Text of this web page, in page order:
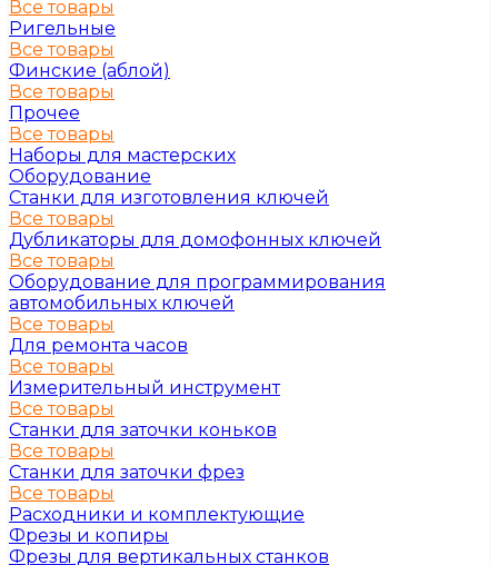
Все товары
Ригельные
Все товары
Финские (аблой)
Все товары
Прочее
Все товары
Наборы для мастерских
Оборудование
Станки для изготовления ключей
Все товары
Дубликаторы для домофонных ключей
Все товары
Оборудование для программирования
автомобильных ключей
Все товары
Для ремонта часов
Все товары
Измерительный инструмент
Все товары
Станки для заточки коньков
Все товары
Станки для заточки фрез
Все товары
Расходники и комплектующие
Фрезы и копиры
Фрезы для вертикальных станков